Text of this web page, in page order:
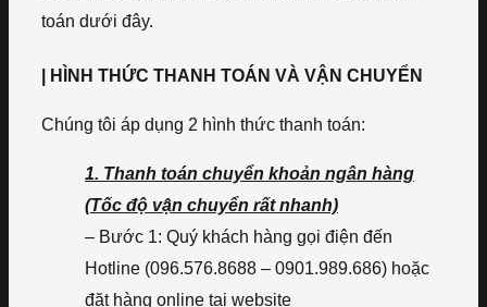
toán dưới đây.
| HÌNH THỨC THANH TOÁN VÀ VẬN CHUYỂN
Chúng tôi áp dụng 2 hình thức thanh toán:
1. Thanh toán chuyển khoản ngân hàng
(Tốc độ vận chuyển rất nhanh)
– Bước 1: Quý khách hàng gọi điện đến
Hotline (096.576.8688 – 0901.989.686) hoặc
đặt hàng online tại website